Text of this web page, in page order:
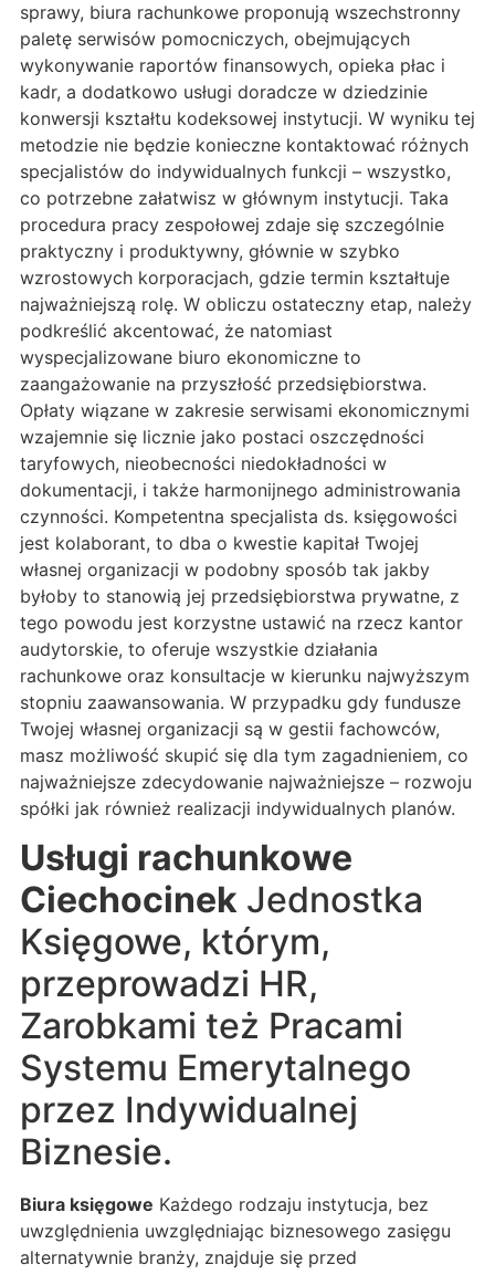
sprawy, biura rachunkowe proponują wszechstronny
paletę serwisów pomocniczych, obejmujących
wykonywanie raportów finansowych, opieka płac i
kadr, a dodatkowo usługi doradcze w dziedzinie
konwersji kształtu kodeksowej instytucji. W wyniku tej
metodzie nie będzie konieczne kontaktować różnych
specjalistów do indywidualnych funkcji – wszystko,
co potrzebne załatwisz w głównym instytucji. Taka
procedura pracy zespołowej zdaje się szczególnie
praktyczny i produktywny, głównie w szybko
wzrostowych korporacjach, gdzie termin kształtuje
najważniejszą rolę. W obliczu ostateczny etap, należy
podkreślić akcentować, że natomiast
wyspecjalizowane biuro ekonomiczne to
zaangażowanie na przyszłość przedsiębiorstwa.
Opłaty wiązane w zakresie serwisami ekonomicznymi
wzajemnie się licznie jako postaci oszczędności
taryfowych, nieobecności niedokładności w
dokumentacji, i także harmonijnego administrowania
czynności. Kompetentna specjalista ds. księgowości
jest kolaborant, to dba o kwestie kapitał Twojej
własnej organizacji w podobny sposób tak jakby
byłoby to stanowią jej przedsiębiorstwa prywatne, z
tego powodu jest korzystne ustawić na rzecz kantor
audytorskie, to oferuje wszystkie działania
rachunkowe oraz konsultacje w kierunku najwyższym
stopniu zaawansowania. W przypadku gdy fundusze
Twojej własnej organizacji są w gestii fachowców,
masz możliwość skupić się dla tym zagadnieniem, co
najważniejsze zdecydowanie najważniejsze – rozwoju
spółki jak również realizacji indywidualnych planów.
Usługi rachunkowe
Ciechocinek Jednostka
Księgowe, którym,
przeprowadzi HR,
Zarobkami też Pracami
Systemu Emerytalnego
przez Indywidualnej
Biznesie.
Biura księgowe Każdego rodzaju instytucja, bez
uwzględnienia uwzględniając biznesowego zasięgu
alternatywnie branży, znajduje się przed